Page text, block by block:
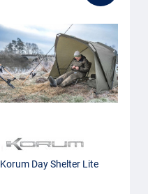
Korum Day Shelter Lite